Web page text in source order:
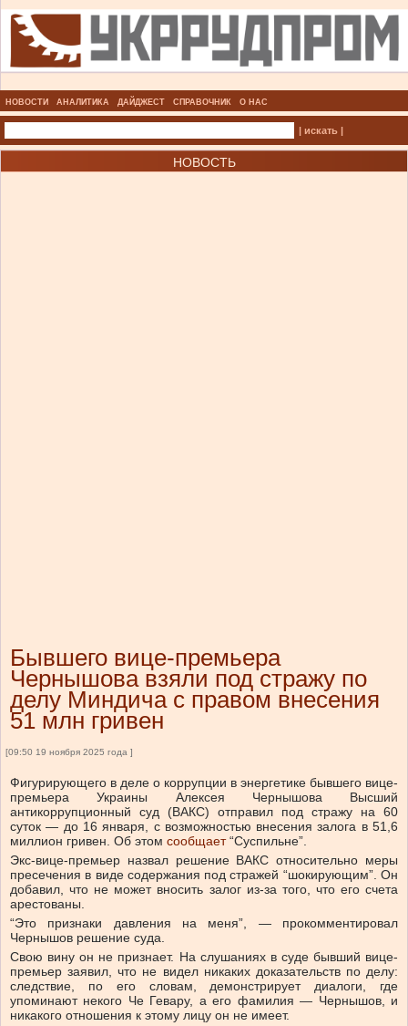
НОВОСТИ АНАЛИТИКА ДАЙДЖЕСТ СПРАВОЧНИК О НАС
| искать |
НОВОСТЬ
Бывшего вице-премьера
Чернышова взяли под стражу по
делу Миндича с правом внесения
51 млн гривен
[09:50 19 ноября 2025 года ]
Фигурирующего в деле о коррупции в энергетике бывшего вице-
премьера Украины Алексея Чернышова Высший
антикоррупционный суд (ВАКС) отправил под стражу на 60
суток — до 16 января, с возможностью внесения залога в 51,6
миллион гривен. Об этом сообщает“Суспильне”.
Экс-вице-премьер назвал решение ВАКС относительно меры
пресечения в виде содержания под стражей “шокирующим”. Он
добавил, что не может вносить залог из-за того, что его счета
арестованы.
“Это признаки давления на меня”, — прокомментировал
Чернышов решение суда.
Свою вину он не признает. На слушаниях в суде бывший вице-
премьер заявил, что не видел никаких доказательств по делу:
следствие, по его словам, демонстрирует диалоги, где
упоминают некого Че Гевару, а его фамилия — Чернышов, и
никакого отношения к этому лицу он не имеет.